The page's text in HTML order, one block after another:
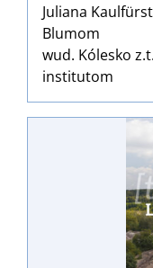
Juliana
Blumom
wud. Kólesko
institutom